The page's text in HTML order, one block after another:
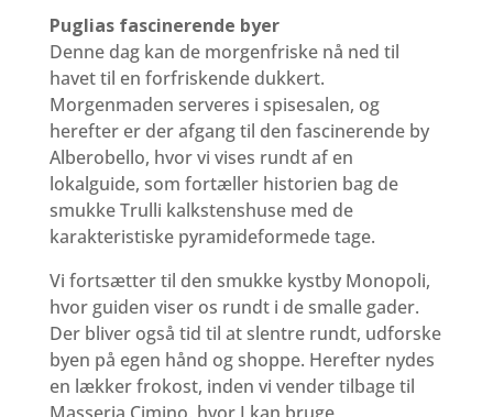
Puglias fascinerende byer
Denne dag kan de morgenfriske nå ned til
havet til en forfriskende dukkert.
Morgenmaden serveres i spisesalen, og
herefter er der afgang til den fascinerende by
Alberobello, hvor vi vises rundt af en
lokalguide, som fortæller historien bag de
smukke Trulli kalkstenshuse med de
karakteristiske pyramideformede tage.
Vi fortsætter til den smukke kystby Monopoli,
hvor guiden viser os rundt i de smalle gader.
Der bliver også tid til at slentre rundt, udforske
byen på egen hånd og shoppe. Herefter nydes
en lækker frokost, inden vi vender tilbage til
Masseria Cimino, hvor I kan bruge